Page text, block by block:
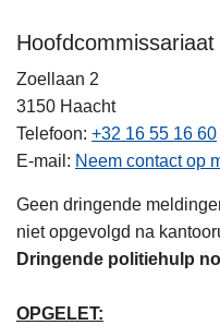
Zoellaan 2
3150 Haacht
Telefoon +32 16 55 16 60
E-mail
Neem contact op
Geen dringende
niet opgevolgd na
Dringende politiehulp
OPGELET: